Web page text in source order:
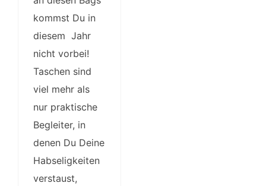
kommst Du in
diesem Jahr
nicht vorbei!
Taschen sind
viel mehr als
nur praktische
Begleiter, in
denen Du Deine
Habseligkeiten
verstaust,